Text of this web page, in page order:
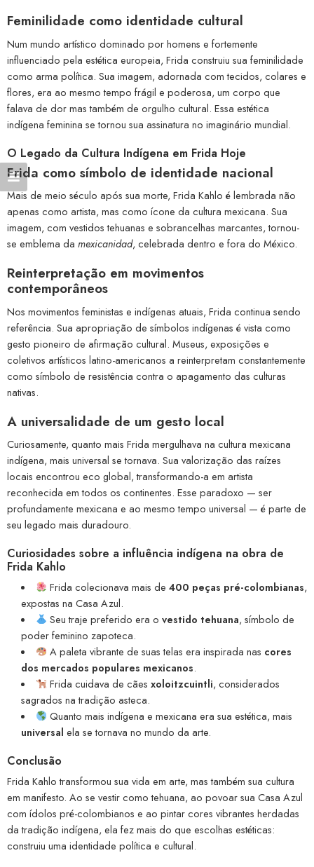
Feminilidade como identidade cultural
Num mundo artístico dominado por homens e fortemente
influenciado pela estética europeia, Frida construiu sua feminilidade
como arma política. Sua imagem, adornada com tecidos, colares e
flores, era ao mesmo tempo frágil e poderosa, um corpo que
falava de dor mas também de orgulho cultural. Essa estética
indígena feminina se tornou sua assinatura no imaginário mundial.
O Legado da Cultura Indígena em Frida Hoje
Frida como símbolo de identidade nacional
Mais de meio século após sua morte, Frida Kahlo é lembrada não
apenas como artista, mas como ícone da cultura mexicana. Sua
imagem, com vestidos tehuanas e sobrancelhas marcantes, tornou-
se emblema da mexicanidad, celebrada dentro e fora do México.
Reinterpretação em movimentos
contemporâneos
Nos movimentos feministas e indígenas atuais, Frida continua sendo
referência. Sua apropriação de símbolos indígenas é vista como
gesto pioneiro de afirmação cultural. Museus, exposições e
coletivos artísticos latino-americanos a reinterpretam constantemente
como símbolo de resistência contra o apagamento das culturas
nativas.
A universalidade de um gesto local
Curiosamente, quanto mais Frida mergulhava na cultura mexicana
indígena, mais universal se tornava. Sua valorização das raízes
locais encontrou eco global, transformando-a em artista
reconhecida em todos os continentes. Esse paradoxo — ser
profundamente mexicana e ao mesmo tempo universal — é parte de
seu legado mais duradouro.
Curiosidades sobre a influência indígena na obra de
Frida Kahlo
Frida colecionava mais de 400 peças pré-colombianas,
expostas na Casa Azul.
Seu traje preferido era o vestido tehuana, símbolo de
poder feminino zapoteca.
A paleta vibrante de suas telas era inspirada nas cores
dos mercados populares mexicanos.
Frida cuidava de cães xoloitzcuintli, considerados
sagrados na tradição asteca.
Quanto mais indígena e mexicana era sua estética, mais
universal ela se tornava no mundo da arte.
Conclusão
Frida Kahlo transformou sua vida em arte, mas também sua cultura
em manifesto. Ao se vestir como tehuana, ao povoar sua Casa Azul
com ídolos pré-colombianos e ao pintar cores vibrantes herdadas
da tradição indígena, ela fez mais do que escolhas estéticas:
construiu uma identidade política e cultural.